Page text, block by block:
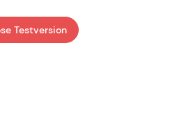
Testversion